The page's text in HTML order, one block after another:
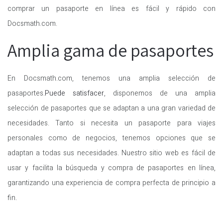
comprar un pasaporte en línea es fácil y rápido con
Docsmath.com.
Amplia gama de pasaportes
En Docsmath.com, tenemos una amplia selección de
pasaportes.Puede satisfacer, disponemos de una amplia
selección de pasaportes que se adaptan a una gran variedad de
necesidades. Tanto si necesita un pasaporte para viajes
personales como de negocios, tenemos opciones que se
adaptan a todas sus necesidades. Nuestro sitio web es fácil de
usar y facilita la búsqueda y compra de pasaportes en línea,
garantizando una experiencia de compra perfecta de principio a
fin.